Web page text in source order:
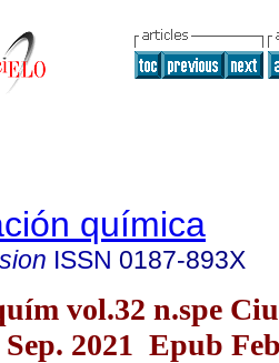
química
ISSN 0187-893X
vol.32 n.spe
2021 Epub